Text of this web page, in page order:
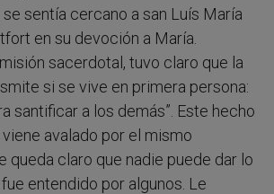
sentía cercano a san Luís María
en su devoción a María.
sacerdotal, tuvo claro que la
si se vive en primera persona:
santificar a los demás”. Este hecho
avalado por el mismo
queda claro que nadie puede dar lo
entendido por algunos. Le